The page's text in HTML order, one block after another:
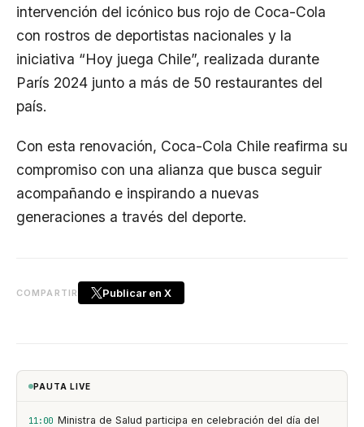
intervención del icónico bus rojo de Coca-Cola
con rostros de deportistas nacionales y la
iniciativa “Hoy juega Chile”, realizada durante
París 2024 junto a más de 50 restaurantes del
país.
Con esta renovación, Coca-Cola Chile reafirma su
compromiso con una alianza que busca seguir
acompañando e inspirando a nuevas
generaciones a través del deporte.
COMPARTIR Publicar en X
PAUTA LIVE
11:00 Ministra de Salud participa en celebración del día del